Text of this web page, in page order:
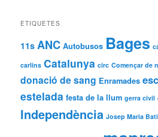
ETIQUETES
11s ANC Autobusos Bages
carlins Catalunya circ Començar de
donació de sang Enramades
estelada festa de la llum gerra civil
Independència Josep Maria